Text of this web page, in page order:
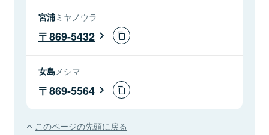
宮浦ミヤノウラ
869-5432
女島 メシマ
869-5564
このページの先頭に戻る